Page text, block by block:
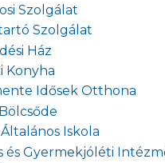
Szolgálat
Szolgálat
Ház
Konyha
Idősek Otthona
Iskola
és Gyermekjóléti